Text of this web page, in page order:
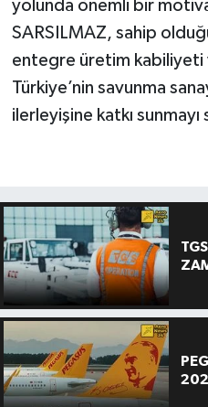
yolunda önemli bir
SARSILMAZ, sahip
entegre üretim kabiliyeti
Türkiye’nin savunma
ilerleyişine katkı